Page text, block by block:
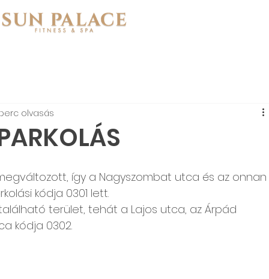
olvasás
így a Nagyszombat utca és az onnan
kódja 0301 lett.
terület, tehát a Lajos utca, az Árpád
kódja 0302.